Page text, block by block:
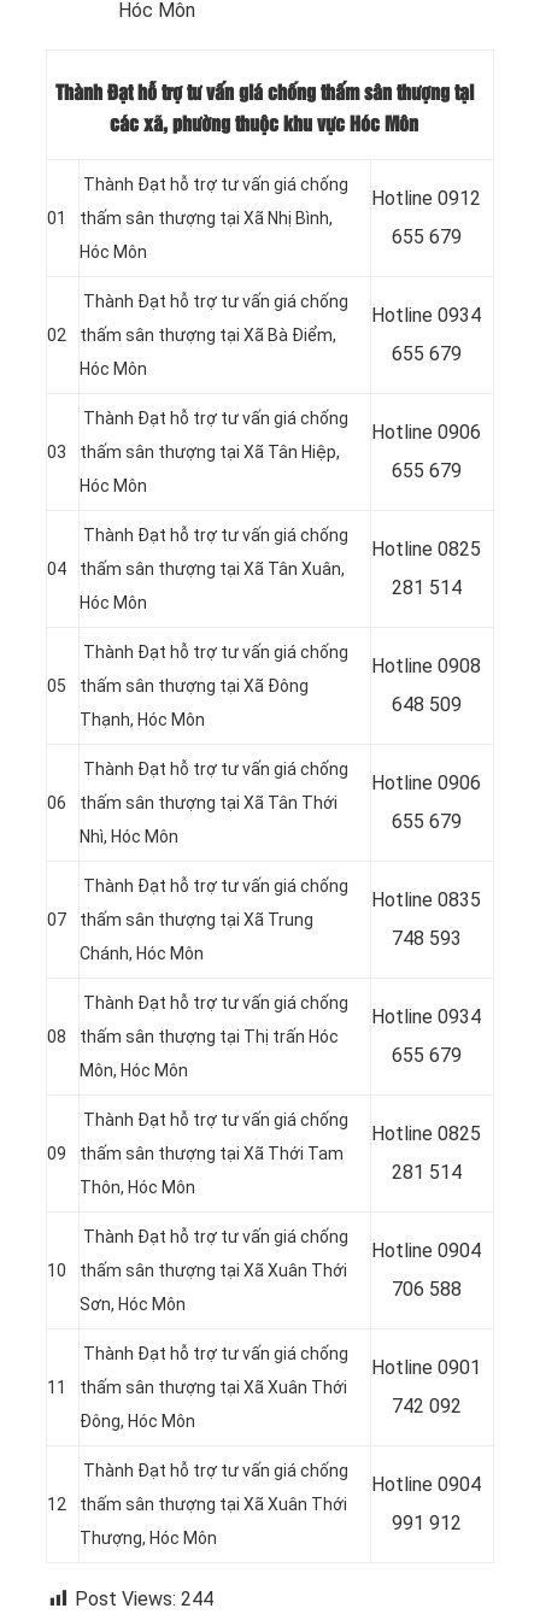
Hóc Môn
Thành Đạt hỗ trợ tư vấn giá chống thấm sân thượng tại
các xã, phường thuộc khu vực Hóc Môn
01
Thành Đạt hỗ trợ tư vấn giá chống
thấm sân thượng tại Xã Nhị Bình,
Hóc Môn
Hotline 0912
655 679
02
Thành Đạt hỗ trợ tư vấn giá chống
thấm sân thượng tại Xã Bà Điểm,
Hóc Môn
Hotline 0934
655 679
03
Thành Đạt hỗ trợ tư vấn giá chống
thấm sân thượng tại Xã Tân Hiệp,
Hóc Môn
Hotline 0906
655 679
04
Thành Đạt hỗ trợ tư vấn giá chống
thấm sân thượng tại Xã Tân Xuân,
Hóc Môn
Hotline 0825
281 514
05
Thành Đạt hỗ trợ tư vấn giá chống
thấm sân thượng tại Xã Đông
Thạnh, Hóc Môn
Hotline 0908
648 509
06
Thành Đạt hỗ trợ tư vấn giá chống
thấm sân thượng tại Xã Tân Thới
Nhì, Hóc Môn
Hotline 0906
655 679
07
Thành Đạt hỗ trợ tư vấn giá chống
thấm sân thượng tại Xã Trung
Chánh, Hóc Môn
Hotline 0835
748 593
08
Thành Đạt hỗ trợ tư vấn giá chống
thấm sân thượng tại Thị trấn Hóc
Môn, Hóc Môn
Hotline 0934
655 679
09
Thành Đạt hỗ trợ tư vấn giá chống
thấm sân thượng tại Xã Thới Tam
Thôn, Hóc Môn
Hotline 0825
281 514
10
Thành Đạt hỗ trợ tư vấn giá chống
thấm sân thượng tại Xã Xuân Thới
Sơn, Hóc Môn
Hotline 0904
706 588
11
Thành Đạt hỗ trợ tư vấn giá chống
thấm sân thượng tại Xã Xuân Thới
Đông, Hóc Môn
Hotline 0901
742 092
12
Thành Đạt hỗ trợ tư vấn giá chống
thấm sân thượng tại Xã Xuân Thới
Thượng, Hóc Môn
Hotline 0904
991 912
Post Views: 244